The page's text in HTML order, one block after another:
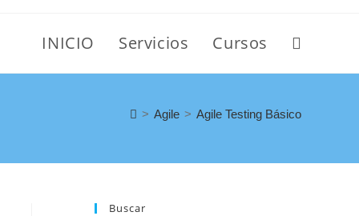
INICIO Servicios Cursos
> Agile > Agile Testing Básico
Buscar